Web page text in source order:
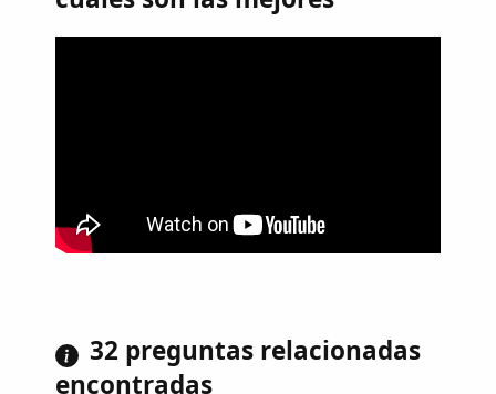
32 preguntas relacionadas
encontradas